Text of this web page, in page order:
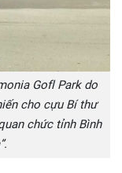
Gofl Park do
cho cựu Bí thư
chức tỉnh Bình